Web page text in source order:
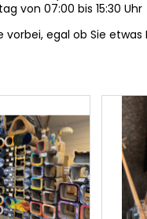
von 07:00 bis 15:30 Uhr
egal ob Sie